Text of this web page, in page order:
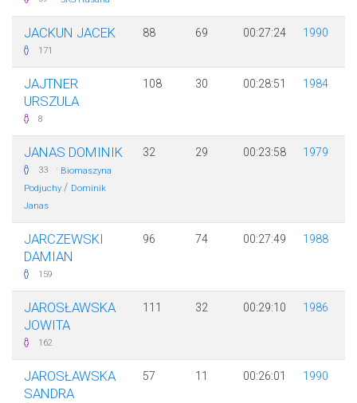
JACKUN JACEK
171
88 69 00:27:24 1990
JAJTNER
URSZULA
8
108 30 00:28:51 1984
JANAS DOMINIK
33 · Biomaszyna
Podjuchy / Dominik
Janas
32 29 00:23:58 1979
JARCZEWSKI
DAMIAN
159
96 74 00:27:49 1988
JAROSŁAWSKA
JOWITA
162
111 32 00:29:10 1986
JAROSŁAWSKA
SANDRA
57 11 00:26:01 1990